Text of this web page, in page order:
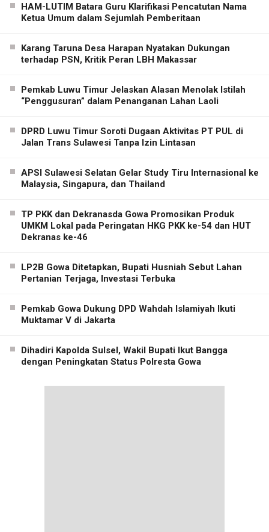
HAM-LUTIM Batara Guru Klarifikasi Pencatutan Nama
Ketua Umum dalam Sejumlah Pemberitaan
Karang Taruna Desa Harapan Nyatakan Dukungan
terhadap PSN, Kritik Peran LBH Makassar
Pemkab Luwu Timur Jelaskan Alasan Menolak Istilah
“Penggusuran” dalam Penanganan Lahan Laoli
DPRD Luwu Timur Soroti Dugaan Aktivitas PT PUL di
Jalan Trans Sulawesi Tanpa Izin Lintasan
APSI Sulawesi Selatan Gelar Study Tiru Internasional ke
Malaysia, Singapura, dan Thailand
TP PKK dan Dekranasda Gowa Promosikan Produk
UMKM Lokal pada Peringatan HKG PKK ke-54 dan HUT
Dekranas ke-46
LP2B Gowa Ditetapkan, Bupati Husniah Sebut Lahan
Pertanian Terjaga, Investasi Terbuka
Pemkab Gowa Dukung DPD Wahdah Islamiyah Ikuti
Muktamar V di Jakarta
Dihadiri Kapolda Sulsel, Wakil Bupati Ikut Bangga
dengan Peningkatan Status Polresta Gowa